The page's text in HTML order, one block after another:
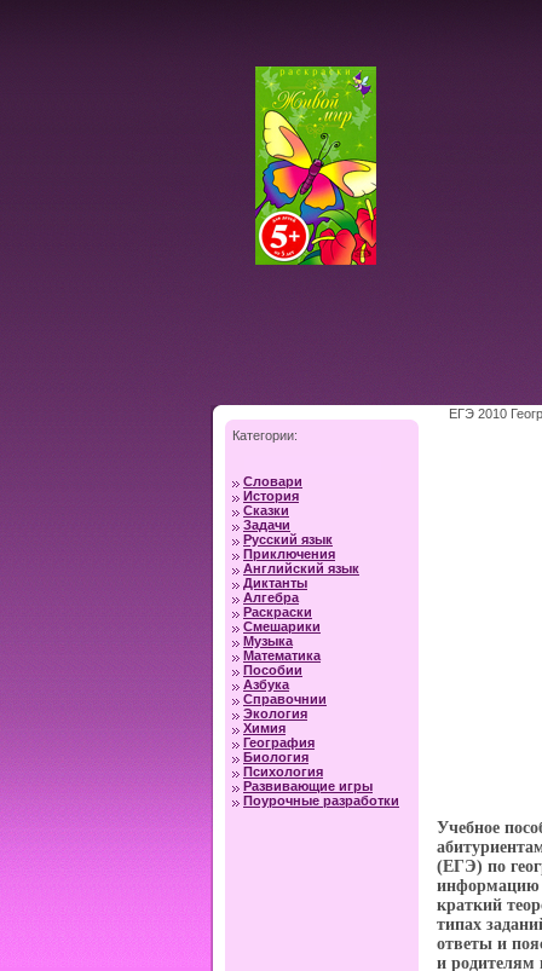
Категории:
Словари
История
Сказки
Задачи
Русский язык
Приключения
Английский язык
Диктанты
Алгебра
Раскраски
Смешарики
Музыка
Математика
Пособии
Азбука
Справочнии
Экология
Химия
География
Биология
Психология
Развивающие игры
Поурочные разработки
ЕГЭ 2010
Учебное
(ЕГЭ) по
информацию
краткий
типах
ответы и
и родителям